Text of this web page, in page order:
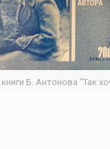
Б. Антонова "Так